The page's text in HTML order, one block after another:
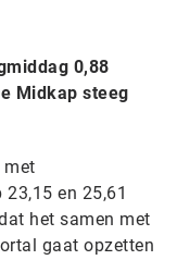
0,88
Midkap steeg
met
en 25,61
het samen met
gaat opzetten